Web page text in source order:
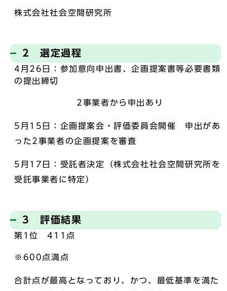
株式会社社会空間研究所
2 選定過程
4月26日：参加意向申出書、企画提案書等必要書類
の提出締切
2事業者から申出あり
5月15日：企画提案会・評価委員会開催 申出があ
った2事業者の企画提案を審査
5月17日：受託者決定（株式会社社会空間研究所を
受託事業者に特定）
3 評価結果
第1位 411点
※600点満点
合計点が最高となっており、かつ、最低基準を満た